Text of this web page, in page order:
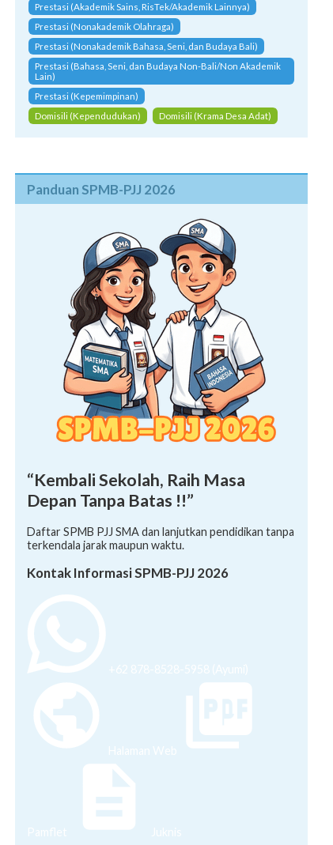
Prestasi (Akademik Sains, RisTek/Akademik Lainnya)
Prestasi (Nonakademik Olahraga)
Prestasi (Nonakademik Bahasa, Seni, dan Budaya Bali)
Prestasi (Bahasa, Seni, dan Budaya Non-Bali/Non Akademik
Lain)
Prestasi (Kepemimpinan)
Domisili (Kependudukan)
Domisili (Krama Desa Adat)
Panduan SPMB-PJJ 2026
“Kembali Sekolah, Raih Masa
Depan Tanpa Batas !!”
Daftar SPMB PJJ SMA dan lanjutkan pendidikan tanpa
terkendala jarak maupun waktu.
Kontak Informasi SPMB-PJJ 2026
+62 878-8528-5958 (Ayumi)
Halaman Web
Pamflet Juknis